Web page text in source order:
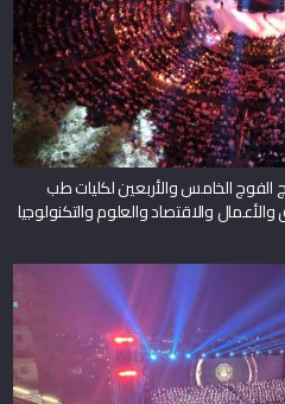
الخامس والأربعين لكليات طب
والاقتصاد والعلوم والتكنولوجيا